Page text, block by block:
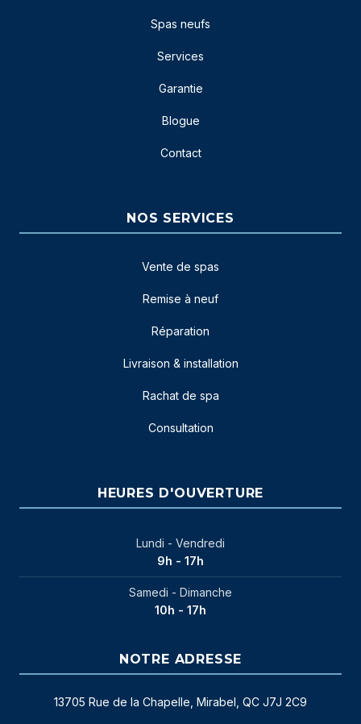
Spas neufs
Services
Garantie
Blogue
Contact
NOS SERVICES
Vente de spas
Remise à neuf
Réparation
Livraison & installation
Rachat de spa
Consultation
HEURES D'OUVERTURE
Lundi - Vendredi
9h - 17h
Samedi - Dimanche
10h - 17h
NOTRE ADRESSE
13705 Rue de la Chapelle, Mirabel, QC J7J 2C9